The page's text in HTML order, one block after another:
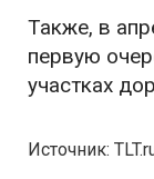
Также, в
первую
участках
Источник: